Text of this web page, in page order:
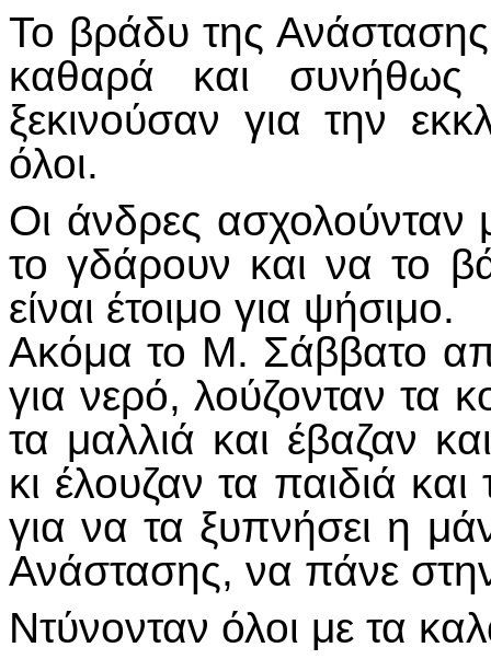
Το βράδυ της
καθαρά και συνήθως
ξεκινούσαν για την
όλοι.
Οι άνδρες
το γδάρουν και να το
είναι έτοιμο για ψήσιμο.
Ακόμα το Μ. Σάββατο
για νερό, λούζονταν τα
τα μαλλιά και έβαζαν
κι έλουζαν τα παιδιά
για να τα ξυπνήσει η
Ανάστασης, να πάνε
Ντύνονταν όλοι με τα